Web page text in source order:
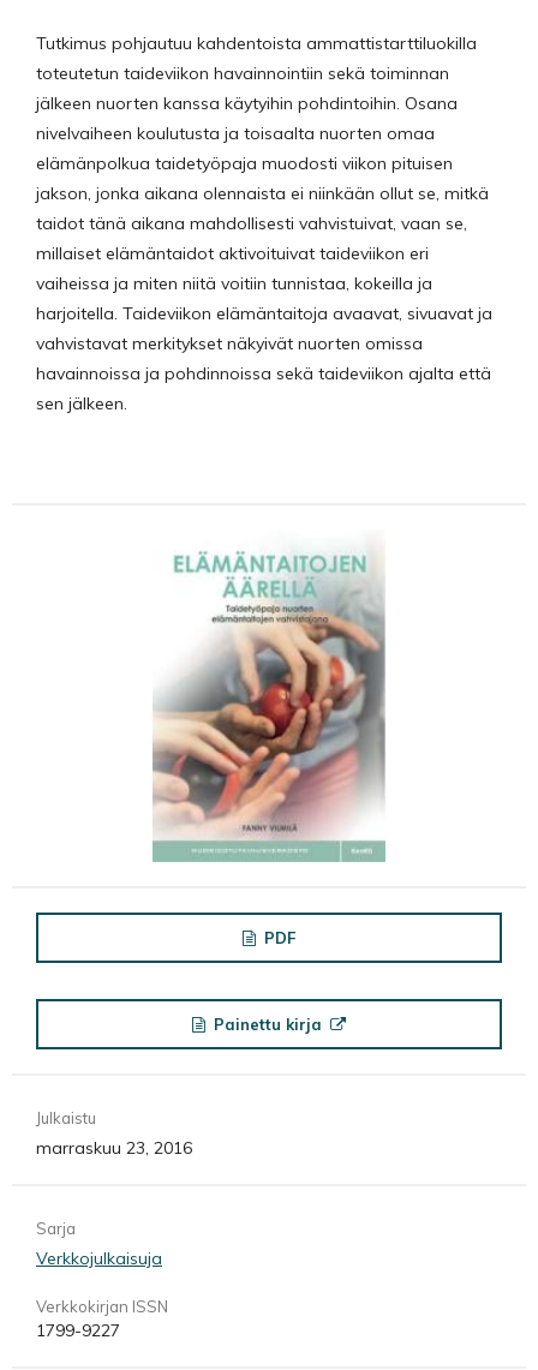
Tutkimus pohjautuu kahdentoista ammattistarttiluokilla
toteutetun taideviikon havainnointiin sekä toiminnan
jälkeen nuorten kanssa käytyihin pohdintoihin. Osana
nivelvaiheen koulutusta ja toisaalta nuorten omaa
elämänpolkua taidetyöpaja muodosti viikon pituisen
jakson, jonka aikana olennaista ei niinkään ollut se, mitkä
taidot tänä aikana mahdollisesti vahvistuivat, vaan se,
millaiset elämäntaidot aktivoituivat taideviikon eri
vaiheissa ja miten niitä voitiin tunnistaa, kokeilla ja
harjoitella. Taideviikon elämäntaitoja avaavat, sivuavat ja
vahvistavat merkitykset näkyivät nuorten omissa
havainnoissa ja pohdinnoissa sekä taideviikon ajalta että
sen jälkeen.
PDF
Painettu kirja
Julkaistu
marraskuu 23, 2016
Sarja
Verkkojulkaisuja
Verkkokirjan ISSN
1799-9227